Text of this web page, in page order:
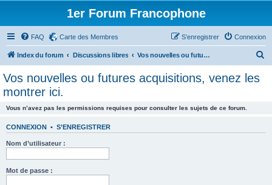
1er Forum Francophone
FAQ Carte des Membres Connexion
S’enregistrer
Index du forum Discussions libres Vos nouvelles ou futures acquisitions, venez les montrer ici.
Vos nouvelles ou futures acquisitions, venez les
montrer ici.
Vous n’avez pas les permissions requises pour consulter les sujets de ce forum.
CONNEXION • S’ENREGISTRER
Nom d’utilisateur :
Mot de passe :